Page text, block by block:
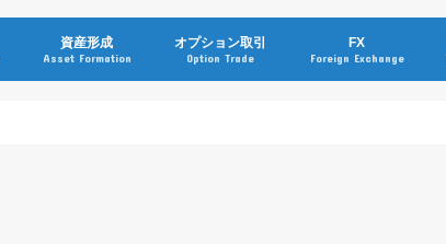
資産形成
Asset Formation
オプション取引
Option Trade
FX
Foreign Exchange